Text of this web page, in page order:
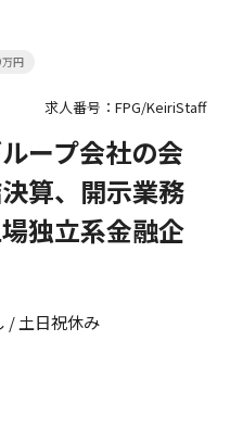
円
求人番号：FPG/KeiriStaff
ープ会社の会
算、開示業務
独立系金融企
/ 土日祝休み